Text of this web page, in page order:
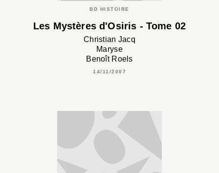
BD HISTOIRE
Les Mystères d'Osiris - Tome 02
Christian Jacq
Maryse
Benoît Roels
14/11/2007